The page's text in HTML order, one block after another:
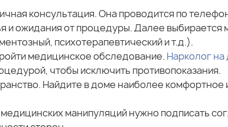
консультация. Она проводится по
и ожидания от процедуры. Далее
психотерапевтический и т.д.).
медицинское обследование. Нарколог
чтобы исключить противопоказания.
Найдите в доме наиболее
манипуляций нужно подписать